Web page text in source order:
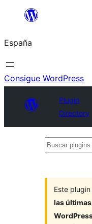
Saltar
contenido
España
Consigue WordPress
Plugin
Directory
Buscar
Este plugin
las